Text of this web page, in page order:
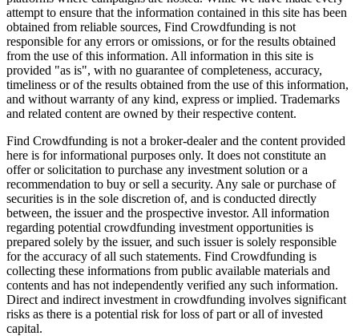
attempt to ensure that the information contained in this site has been
obtained from reliable sources, Find Crowdfunding is not
responsible for any errors or omissions, or for the results obtained
from the use of this information. All information in this site is
provided "as is", with no guarantee of completeness, accuracy,
timeliness or of the results obtained from the use of this information,
and without warranty of any kind, express or implied. Trademarks
and related content are owned by their respective content.
Find Crowdfunding is not a broker-dealer and the content provided
here is for informational purposes only. It does not constitute an
offer or solicitation to purchase any investment solution or a
recommendation to buy or sell a security. Any sale or purchase of
securities is in the sole discretion of, and is conducted directly
between, the issuer and the prospective investor. All information
regarding potential crowdfunding investment opportunities is
prepared solely by the issuer, and such issuer is solely responsible
for the accuracy of all such statements. Find Crowdfunding is
collecting these informations from public available materials and
contents and has not independently verified any such information.
Direct and indirect investment in crowdfunding involves significant
risks as there is a potential risk for loss of part or all of invested
capital.